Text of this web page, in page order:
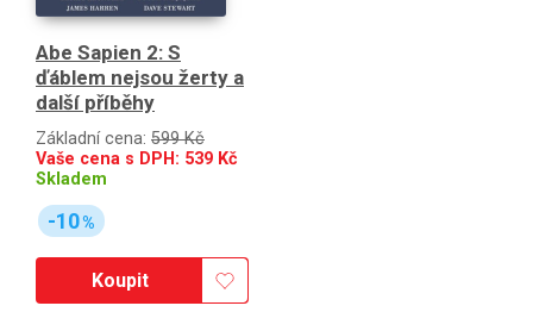
Abe Sapien 2: S
ďáblem nejsou žerty a
další příběhy
Základní cena: 599 Kč
Vaše cena s DPH: 539 Kč
Skladem
-10%
Koupit